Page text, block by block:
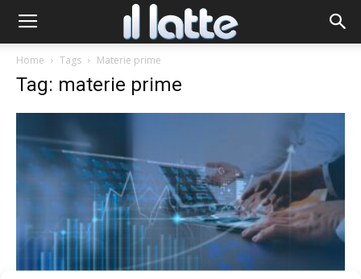
Home Tags Materie prime
Tag: materie prime